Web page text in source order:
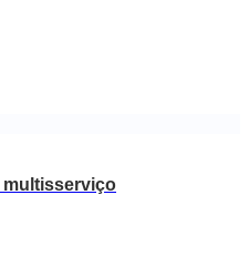
multisserviço